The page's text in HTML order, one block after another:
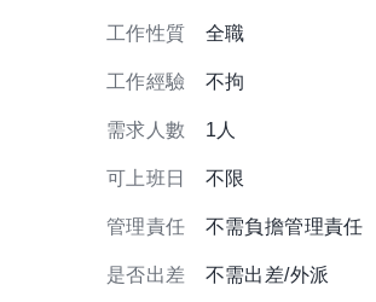
工作性質 全職
工作經驗 不拘
需求人數 1人
可上班日 不限
管理責任 不需負擔管理責任
是否出差 不需出差/外派